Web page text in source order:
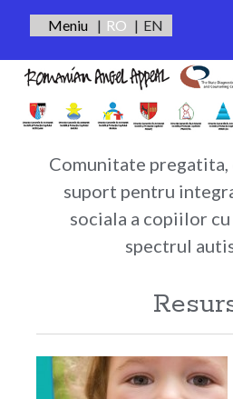
RO EN
Sidebar
Autentificare
Integrare
Scolara
Comunitate
suport pentru
sociala a copiilor
spectrul